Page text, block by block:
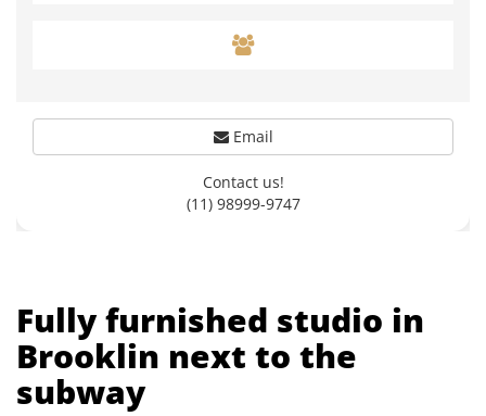
Fully furnished studio in
Brooklin next to the
subway
Email
Contact us!
(11) 98999-9747